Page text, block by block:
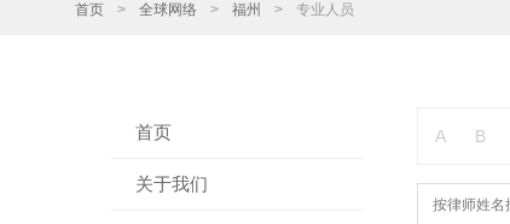
首页 > 全球网络 > 福州 > 专业人员
首页
关于我们
A B